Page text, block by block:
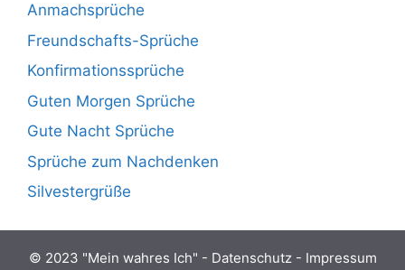
Anmachsprüche
Freundschafts-Sprüche
Konfirmationssprüche
Guten Morgen Sprüche
Gute Nacht Sprüche
Sprüche zum Nachdenken
Silvestergrüße
© 2023 "Mein wahres Ich" - Datenschutz- Impressum